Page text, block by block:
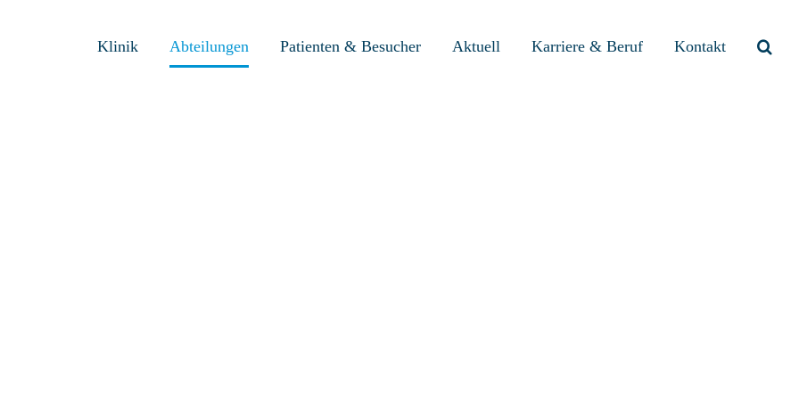
Klinik Abteilungen Patienten & Besucher Aktuell Karriere & Beruf Kontakt